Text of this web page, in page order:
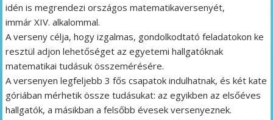
idén is megrendezi országos matematikaversenyét,
immár XIV. alkalommal.
A verseny célja, hogy izgalmas, gondolkodtató feladatokon ke
resztül adjon lehetőséget az egyetemi hallgatóknak
matematikai tudásuk összemérésére.
A versenyen legfeljebb 3 fős csapatok indulhatnak, és két kate
góriában mérhetik össze tudásukat: az egyikben az elsőéves
hallgatók, a másikban a felsőbb évesek versenyeznek.